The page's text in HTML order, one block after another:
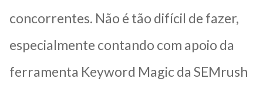
concorrentes. Não é tão difícil de fazer,
especialmente contando com apoio da
ferramenta Keyword Magic da SEMrush